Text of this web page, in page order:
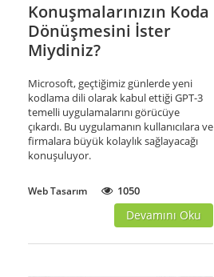
Konuşmalarınızın Koda
Dönüşmesini İster
Miydiniz?
Microsoft, geçtiğimiz günlerde yeni
kodlama dili olarak kabul ettiği GPT-3
temelli uygulamalarını görücüye
çıkardı. Bu uygulamanın kullanıcılara ve
firmalara büyük kolaylık sağlayacağı
konuşuluyor.
Web Tasarım 1050
Devamını Oku